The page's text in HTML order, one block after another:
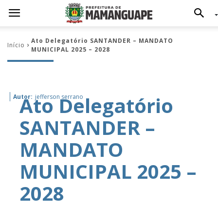
Início
Ato Delegatório SANTANDER – MANDATO
MUNICIPAL 2025 – 2028
Autor: jefferson serrano
Ato Delegatório
SANTANDER –
MANDATO
MUNICIPAL 2025 –
2028